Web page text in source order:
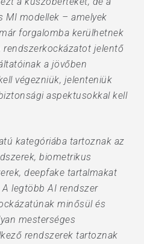
MI modellek – amelyek
forgalomba kerülhetnek
rendszerkockázatot jelentő
a jövőben
végezniük, jelenteniük
aspektusokkal kell
kategóriába tartoznak az
biometrikus
deepfake tartalmakat
legtöbb AI rendszer
minősül és
mesterséges
rendszerek tartoznak